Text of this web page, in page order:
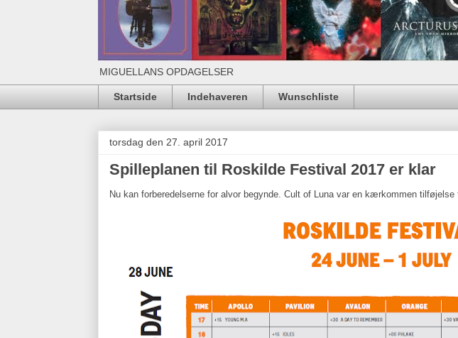
MIGUELLANS OPDAGELSER
Startside Indehaveren Wunschliste
torsdag den 27. april 2017
Spilleplanen til Roskilde Festival 2017 er klar
Nu kan forberedelserne for alvor begynde. Cult of Luna var en kærkommen tilføjelse